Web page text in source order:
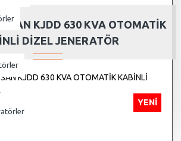
KJDD 630 KVA OTOMATİK
DİZEL JENERATÖR
YENI